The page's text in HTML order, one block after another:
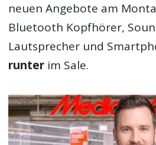
neuen Angebote am
Bluetooth Kopfhörer,
Lautsprecher und
runter im Sale.